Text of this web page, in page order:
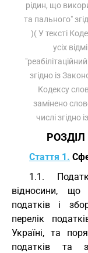
рідин, що
та пального"
)( У тексті
усіх
згідно із
Кодексу
замінено
числі згідно
Стаття 1.
1.1.
відносини,
податків і
перелік
Україні, та
податків та